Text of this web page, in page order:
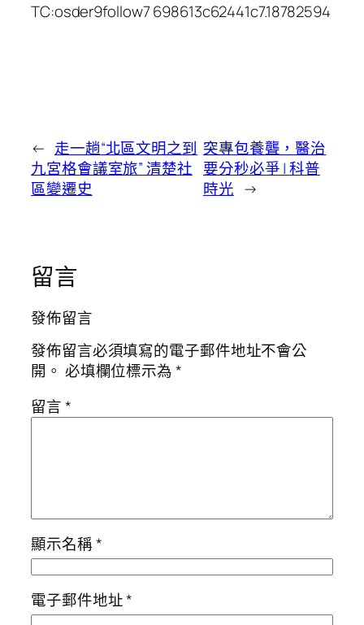
TC:osder9follow7 698613c62441c7.18782594
← 走一趟“北區文明之到
九宮格會議室旅” 清楚社
區變遷史
突專包養聾，醫治
要分秒必爭 | 科普
時光 →
留言
發佈留言
發佈留言必須填寫的電子郵件地址不會公
開。 必填欄位標示為*
留言*
顯示名稱*
電子郵件地址*